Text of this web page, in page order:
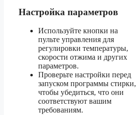
Настройка параметров
Используйте кнопки на
пульте управления для
регулировки температуры,
скорости отжима и других
параметров.
Проверьте настройки перед
запуском программы стирки,
чтобы убедиться, что они
соответствуют вашим
требованиям.